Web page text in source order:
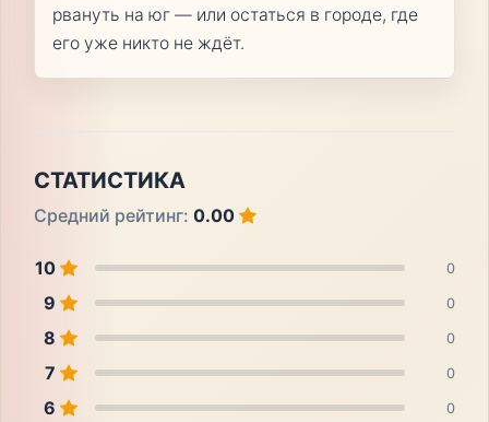
рвануть на юг — или остаться в городе, где
его уже никто не ждёт.
СТАТИСТИКА
Средний рейтинг: 0.00
10 0
9 0
8 0
7 0
6 0